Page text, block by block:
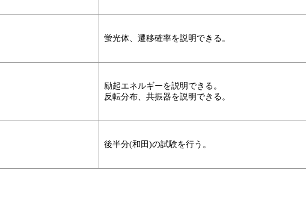
蛍光体、遷移確率を説明できる。
励起エネルギーを説明できる。
反転分布、共振器を説明できる。
後半分(和田)の試験を行う。